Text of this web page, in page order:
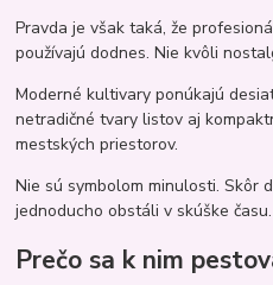
Pravda je však taká, že
používajú dodnes. Nie kvôli
Moderné kultivary ponúkajú
netradičné tvary listov aj
mestských priestorov.
Nie sú symbolom minulosti. Skôr
jednoducho obstáli v skúške času.
Prečo sa k nim